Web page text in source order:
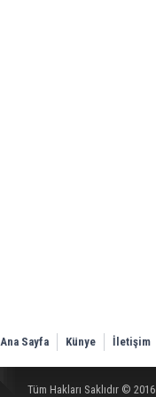
Ana Sayfa Künye İletişim
Tüm Hakları Saklıdır © 2016